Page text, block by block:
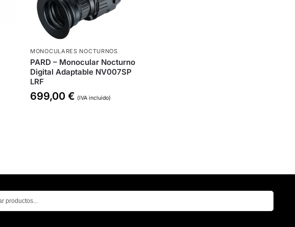
MONOCULARES NOCTURNOS
PARD – Monocular Nocturno
Digital Adaptable NV007SP
LRF
699,00€ (IVA incluido)